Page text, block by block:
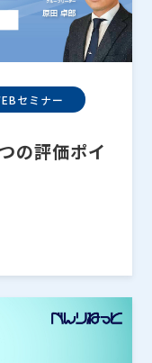
セミナー
の評価ポイ